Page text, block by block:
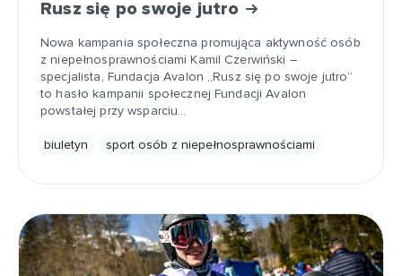
Rusz się po swoje jutro
Nowa kampania społeczna promująca aktywność osób
z niepełnosprawnościami Kamil Czerwiński –
specjalista, Fundacja Avalon „Rusz się po swoje jutro”
to hasło kampanii społecznej Fundacji Avalon
powstałej przy wsparciu…
biuletyn sport osób z niepełnosprawnościami